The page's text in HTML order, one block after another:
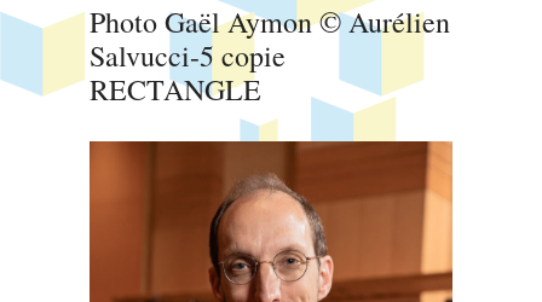
Photo Gaël Aymon © Aurélien
Salvucci-5 copie
RECTANGLE